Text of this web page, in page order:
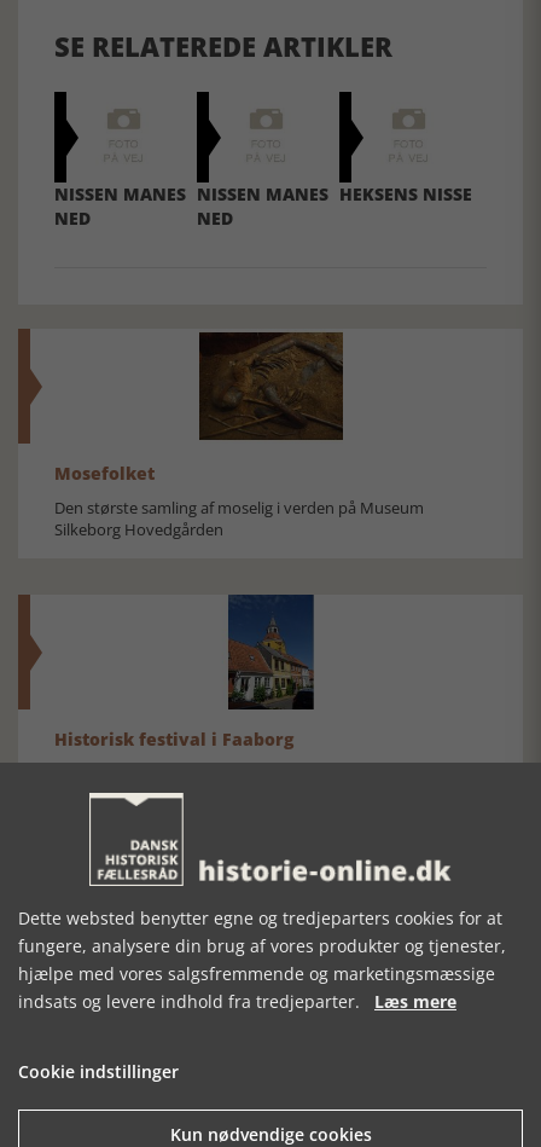
SE RELATEREDE ARTIKLER
NISSEN MANES
NED
NISSEN MANES
NED
HEKSENS NISSE
Mosefolket
Den største samling af moselig i verden på Museum
Silkeborg Hovedgården
Historisk festival i Faaborg
oktober - 1. november 2026
Historiens Aktører 79 - John Reed
Ole Mortensøn fortæller om den amerikanske journalist
Dette websted benytter egne og tredjeparters cookies for at
fungere, analysere din brug af vores produkter og tjenester,
hjælpe med vores salgsfremmende og marketingsmæssige
indsats og levere indhold fra tredjeparter. Læs mere
Cookie indstillinger
Kun nødvendige cookies